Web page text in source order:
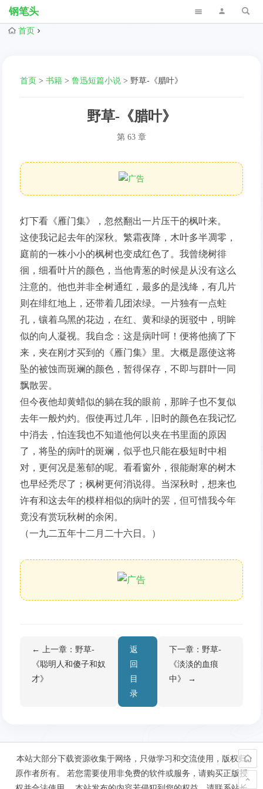
钢笔头
首页
首页 >书籍 >鲁迅短篇小说 > 野草-《腊叶》
野草-《腊叶》
第 63 章
灯下看《雁门集》，忽然翻出一片压干的枫叶来。
这使我记起去年的深秋。繁霜夜降，木叶多半凋零，
庭前的一株小小的枫树也变成红色了。我曾绕树徘
徊，细看叶片的颜色，当他青葱的时候是从没有这么
注意的。他也并非全树通红，最多的是浅绛，有几片
则在绯红地上，还带着几团浓绿。一片独有一点蛀
孔，镶着乌黑的花边，在红、黄和绿的斑驳中，明眸
似的向人凝视。我自念：这是病叶呵！便将他摘了下
来，夹在刚才买到的《雁门集》里。大概是愿使这将
坠的被蚀而斑斓的颜色，暂得保存，不即与群叶一同
飘散罢。
但今夜他却黄蜡似的躺在我的眼前，那眸子也不复似
去年一般灼灼。假使再过几年，旧时的颜色在我记忆
中消去，怕连我也不知道他何以夹在书里面的原因
了，将坠的病叶的斑斓，似乎也只能在极短时中相
对，更何况是葱郁的呢。看看窗外，很能耐寒的树木
也早经秃尽了；枫树更何消说得。当深秋时，想来也
许有和这去年的模样相似的病叶的罢，但可惜我今年
竟没有赏玩秋树的余闲。
（一九二五年十二月二十六日。）
← 上一章：野草-
《聪明人和傻子和奴
才》
返
回
目
录
下一章：野草-
《淡淡的血痕
中》 →
本站大部分下载资源收集于网络，只做学习和交流使用，版权归
原作者所有。 若您需要使用非免费的软件或服务，请购买正版授